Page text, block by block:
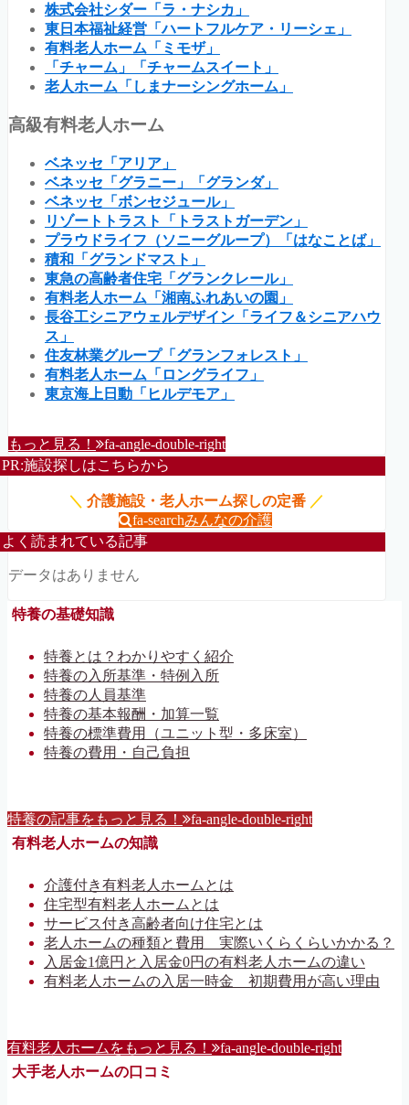
株式会社シダー「ラ・ナシカ」
東日本福祉経営「ハートフルケア・リーシェ」
有料老人ホーム「ミモザ」
「チャーム」「チャームスイート」
老人ホーム「しまナーシングホーム」
高級有料老人ホーム
ベネッセ「アリア」
ベネッセ「グラニー」「グランダ」
ベネッセ「ボンセジュール」
リゾートトラスト「トラストガーデン」
プラウドライフ（ソニーグループ）「はなことば」
積和「グランドマスト」
東急の高齢者住宅「グランクレール」
有料老人ホーム「湘南ふれあいの園」
長谷工シニアウェルデザイン「ライフ＆シニアハウ
ス」
住友林業グループ「グランフォレスト」
有料老人ホーム「ロングライフ」
東京海上日動「ヒルデモア」
もっと見る！ fa-angle-double-right
PR:施設探しはこちらから
＼ 介護施設・老人ホーム探しの定番 ／
fa-searchみんなの介護
よく読まれている記事
データはありません
特養の基礎知識
特養とは？わかりやすく紹介
特養の入所基準・特例入所
特養の人員基準
特養の基本報酬・加算一覧
特養の標準費用（ユニット型・多床室）
特養の費用・自己負担
特養の記事をもっと見る！ fa-angle-double-right
有料老人ホームの知識
介護付き有料老人ホームとは
住宅型有料老人ホームとは
サービス付き高齢者向け住宅とは
老人ホームの種類と費用 実際いくらくらいかかる？
入居金1億円と入居金0円の有料老人ホームの違い
有料老人ホームの入居一時金 初期費用が高い理由
有料老人ホームをもっと見る！ fa-angle-double-right
大手老人ホームの口コミ